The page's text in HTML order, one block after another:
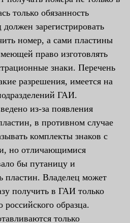
только обязанность
зарегистрировать
номер, а сами пластины
право изготовлять
знаки. Перечень
разрешения, имеется на
ГАИ.
из-за появления
в противном случае
комплекты знаков с
но отличающимися
бы путаницу и
пластин. Владелец может
получить в ГАИ только
российского образца.
только